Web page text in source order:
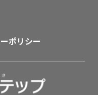
ポリシー